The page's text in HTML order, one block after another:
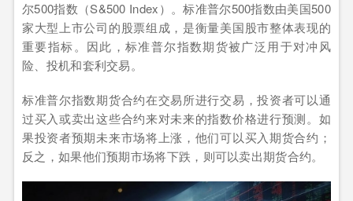
尔500指数（S&500 Index）。标准普尔500指数由美国500
家大型上市公司的股票组成，是衡量美国股市整体表现的
重要指标。因此，标准普尔指数期货被广泛用于对冲风
险、投机和套利交易。
标准普尔指数期货合约在交易所进行交易，投资者可以通
过买入或卖出这些合约来对未来的指数价格进行预测。如
果投资者预期未来市场将上涨，他们可以买入期货合约；
反之，如果他们预期市场将下跌，则可以卖出期货合约。